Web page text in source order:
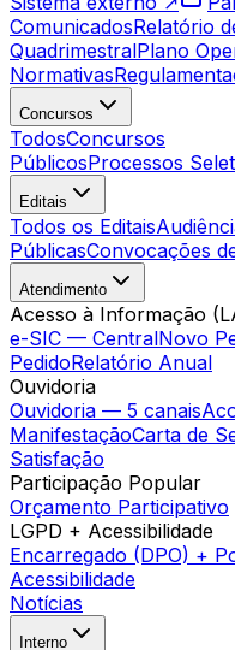
ComunicadosRelatório
QuadrimestralPlano
Normativas
Concursos
TodosConcursos
PúblicosProcessos
Editais
Todos os Editais
PúblicasConvocações
Atendimento
Acesso à Informação
e-SIC — CentralNovo
PedidoRelatório Anual
Ouvidoria
Ouvidoria — 5 canais
ManifestaçãoCarta de
Satisfação
Participação Popular
Orçamento Participativo
LGPD + Acessibilidade
Encarregado (DPO) +
Acessibilidade
Notícias
Interno